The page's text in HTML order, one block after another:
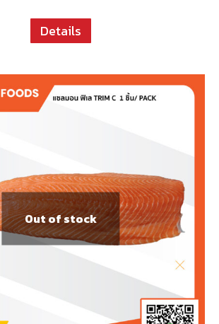
Details
Out of stock